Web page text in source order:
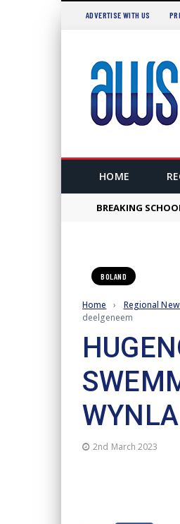
ADVERTISE WITH US
HOME
BREAKING
BOLAND
Home › Regional
deelgeneem
2nd March 2023